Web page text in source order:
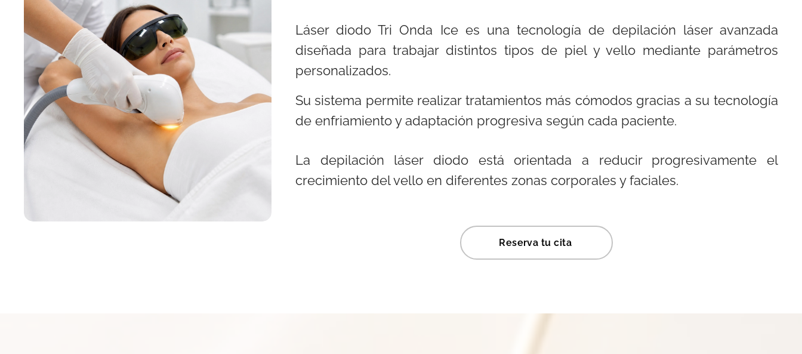
Láser diodo Tri Onda Ice es una tecnología de depilación láser avanzada
diseñada para trabajar distintos tipos de piel y vello mediante parámetros
personalizados.
Su sistema permite realizar tratamientos más cómodos gracias a su tecnología
de enfriamiento y adaptación progresiva según cada paciente.
La depilación láser diodo está orientada a reducir progresivamente el
crecimiento del vello en diferentes zonas corporales y faciales.
Reserva tu cita